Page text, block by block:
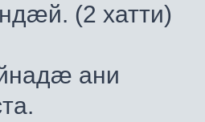
(2 хатти)
ани